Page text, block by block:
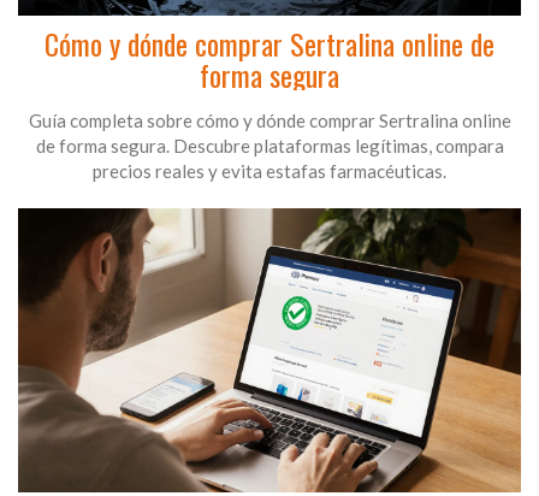
Cómo y dónde comprar Sertralina online de
forma segura
Guía completa sobre cómo y dónde comprar Sertralina online
de forma segura. Descubre plataformas legítimas, compara
precios reales y evita estafas farmacéuticas.